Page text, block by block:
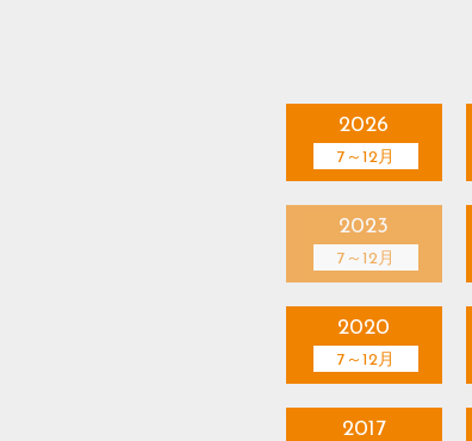
2026
7～12月
2023
7～12月
2020
7～12月
2017